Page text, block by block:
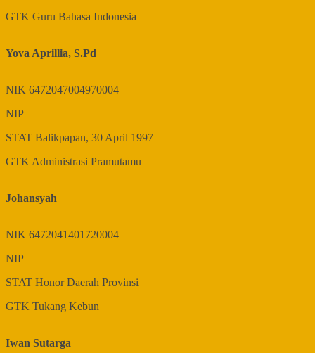
GTK Guru Bahasa Indonesia
Yova Aprillia, S.Pd
NIK 6472047004970004
NIP
STAT Balikpapan, 30 April 1997
GTKAdministrasi Pramutamu
Johansyah
NIK 6472041401720004
NIP
STAT Honor Daerah Provinsi
GTK Tukang Kebun
Iwan Sutarga